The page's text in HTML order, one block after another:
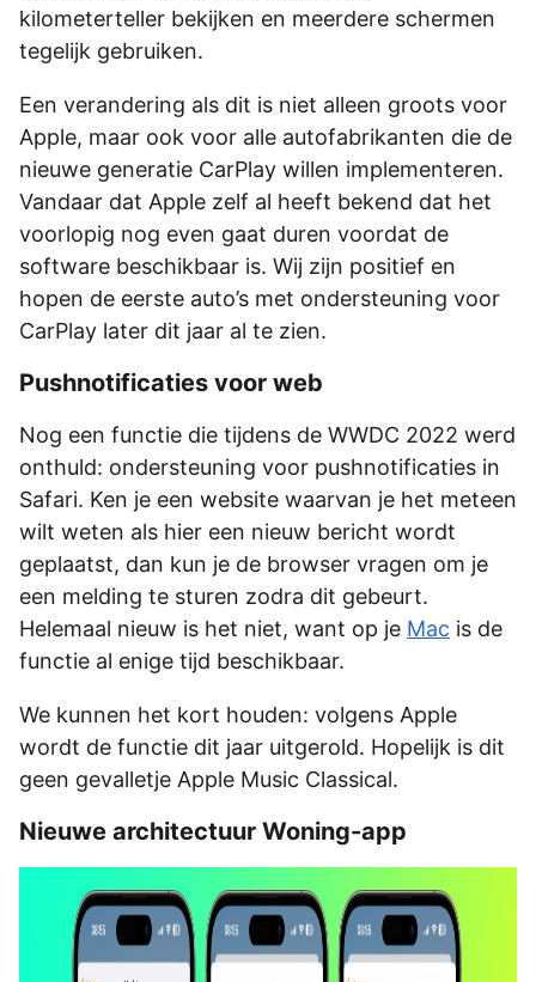
kilometerteller bekijken en meerdere schermen
tegelijk gebruiken.
Een verandering als dit is niet alleen groots voor
Apple, maar ook voor alle autofabrikanten die de
nieuwe generatie CarPlay willen implementeren.
Vandaar dat Apple zelf al heeft bekend dat het
voorlopig nog even gaat duren voordat de
software beschikbaar is. Wij zijn positief en
hopen de eerste auto’s met ondersteuning voor
CarPlay later dit jaar al te zien.
Pushnotificaties voor web
Nog een functie die tijdens de WWDC 2022 werd
onthuld: ondersteuning voor pushnotificaties in
Safari. Ken je een website waarvan je het meteen
wilt weten als hier een nieuw bericht wordt
geplaatst, dan kun je de browser vragen om je
een melding te sturen zodra dit gebeurt.
Helemaal nieuw is het niet, want op je Mac is de
functie al enige tijd beschikbaar.
We kunnen het kort houden: volgens Apple
wordt de functie dit jaar uitgerold. Hopelijk is dit
geen gevalletje Apple Music Classical.
Nieuwe architectuur Woning-app